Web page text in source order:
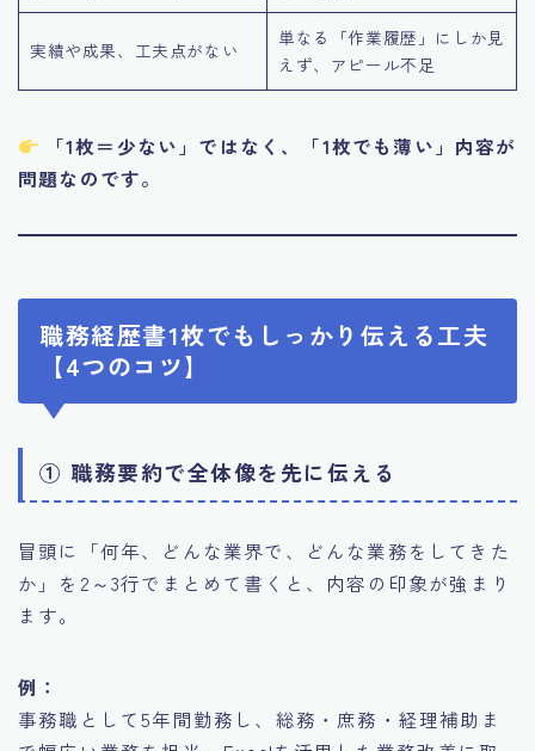
実績や成果、工夫点がない
単なる「作業履歴」にしか見
えず、アピール不足
「1枚＝少ない」ではなく、「1枚でも薄い」内容が
問題なのです。
職務経歴書1枚でもしっかり伝える工夫
【4つのコツ】
① 職務要約で全体像を先に伝える
冒頭に「何年、どんな業界で、どんな業務をしてきた
か」を2～3行でまとめて書くと、内容の印象が強まり
ます。
例：
事務職として5年間勤務し、総務・庶務・経理補助ま